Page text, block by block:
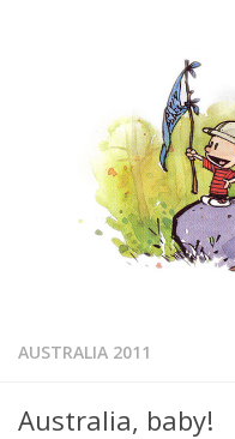
AUSTRALIA 2011
Australia, baby!